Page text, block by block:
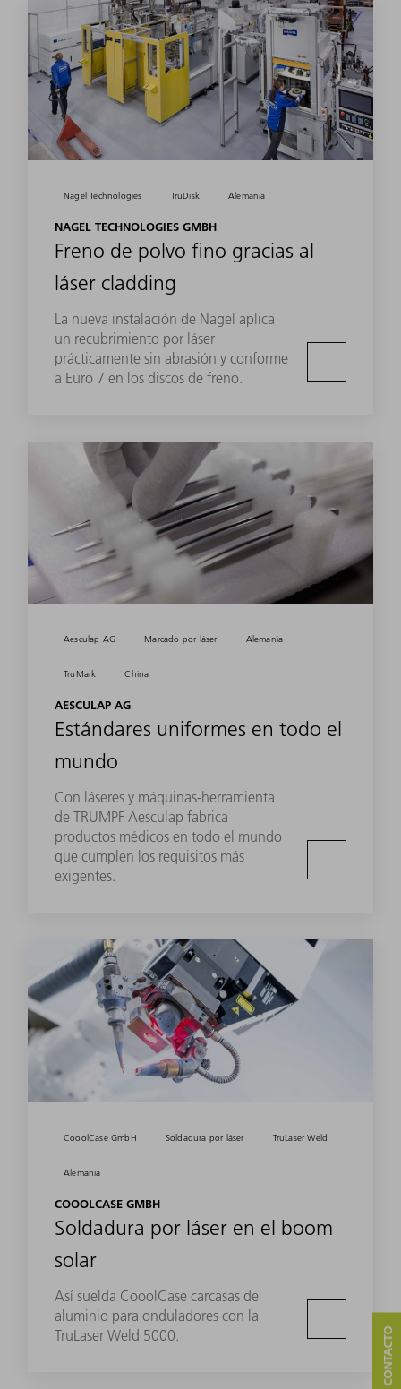
Nagel Technologies TruDisk Alemania
NAGEL TECHNOLOGIES GMBH
Freno de polvo fino gracias al
láser cladding
La nueva instalación de Nagel aplica
un recubrimiento por láser
prácticamente sin abrasión y conforme
a Euro 7 en los discos de freno.
Aesculap AG Marcado por láser Alemania
TruMark China
AESCULAP AG
Estándares uniformes en todo el
mundo
Con láseres y máquinas-herramienta
de TRUMPF Aesculap fabrica
productos médicos en todo el mundo
que cumplen los requisitos más
exigentes.
CooolCase GmbH Soldadura por láser TruLaser Weld
Alemania
COOOLCASE GMBH
Soldadura por láser en el boom
solar
Así suelda CooolCase carcasas de
aluminio para onduladores con la
TruLaser Weld 5000.